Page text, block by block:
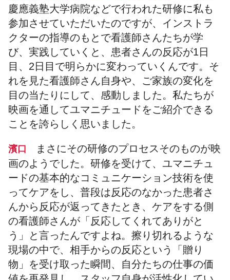
慶應義塾大学病院などで行われた研修に私も
参加させていただいたのですが、インストラ
クターの指導のもとで看護師さんたちが学
び、実践していくと、患者さんの反応が1日
目、2日目で明らかに変わっていくんです。そ
れを見た看護師さん自身や、ご家族の変化を
目の当たりにして、感動しました。私たちが
映画を通してユマニチュードをご紹介できる
ことを誇らしく思いました。
濱口
まさにその研修のプロセスそのものが映
画のようでした。研修を受けて、ユマニチュ
ードの基本的なコミュニケーション技術を使
ってケアをし、普段は反応のなかった患者さ
んから反応が返ってきたとき、ケアをする側
の看護師さんが「反応してくれてありがと
う」と言ったんですよね。擦り切れるような
現場の中で、相手からの反応という「贈り
物」を受け取った瞬間、自分たちの仕事の価